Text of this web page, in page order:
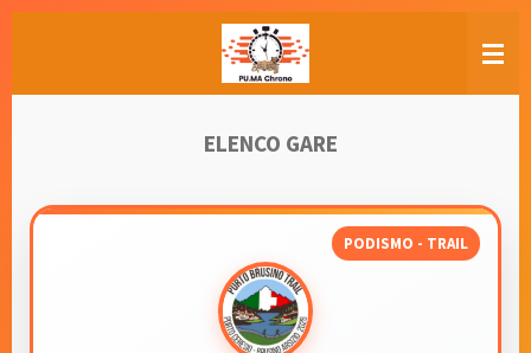
principale
ELENCO GARE
PODISMO - TRAIL